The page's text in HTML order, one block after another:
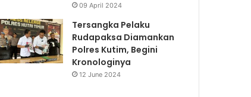
09 April 2024
Tersangka Pelaku
Rudapaksa Diamankan
Polres Kutim, Begini
Kronologinya
12 June 2024